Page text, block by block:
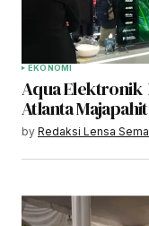
EKONOMI
Aqua Elektronik
Atlanta
by Redaksi Lensa